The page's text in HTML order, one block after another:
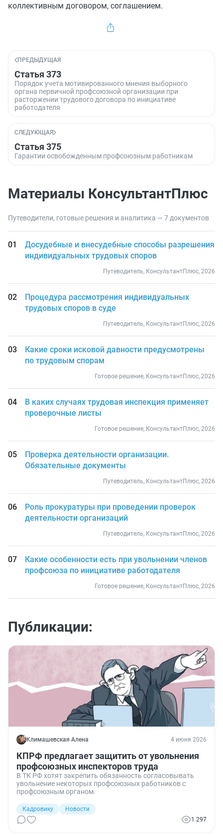
коллективным договором, соглашением.
ПРЕДЫДУЩАЯ
Статья 373
Порядок учета мотивированного мнения выборного
органа первичной профсоюзной организации при
расторжении трудового договора по инициативе
работодателя
СЛЕДУЮЩАЯ
Статья 375
Гарантии освобожденным профсоюзным работникам
Материалы КонсультантПлюс
Путеводители, готовые решения и аналитика — 7 документов
Досудебные и внесудебные способы разрешения
индивидуальных трудовых споров
Путеводитель, КонсультантПлюс, 2026
Процедура рассмотрения индивидуальных
трудовых споров в суде
Путеводитель, КонсультантПлюс, 2026
Какие сроки исковой давности предусмотрены
по трудовым спорам
Готовое решение, КонсультантПлюс, 2026
В каких случаях трудовая инспекция применяет
проверочные листы
Готовое решение, КонсультантПлюс, 2026
Проверка деятельности организации.
Обязательные документы
Путеводитель, КонсультантПлюс, 2026
Роль прокуратуры при проведении проверок
деятельности организаций
Путеводитель, КонсультантПлюс, 2026
Какие особенности есть при увольнении членов
профсоюза по инициативе работодателя
Готовое решение, КонсультантПлюс, 2026
Публикации:
Климашевская Алена 4 июня 2026
КПРФ предлагает защитить от увольнения
профсоюзных инспекторов труда
В ТК РФ хотят закрепить обязанность согласовывать
увольнение некоторых профсоюзных работников с
профсоюзным органом.
Кадровику
Новости
1 297